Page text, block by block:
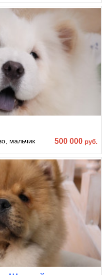
, мальчик 500 000 руб.